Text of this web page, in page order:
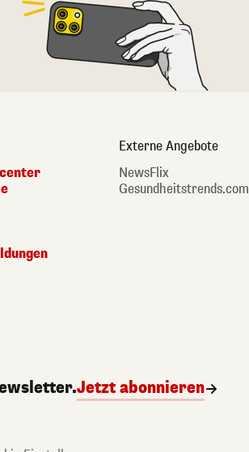
Externe Angebote
NewsFlix
Gesundheitstrends.com
Jetzt abonnieren